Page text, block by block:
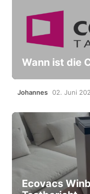
Wann ist die
Johannes 02. Juni
Ecovacs